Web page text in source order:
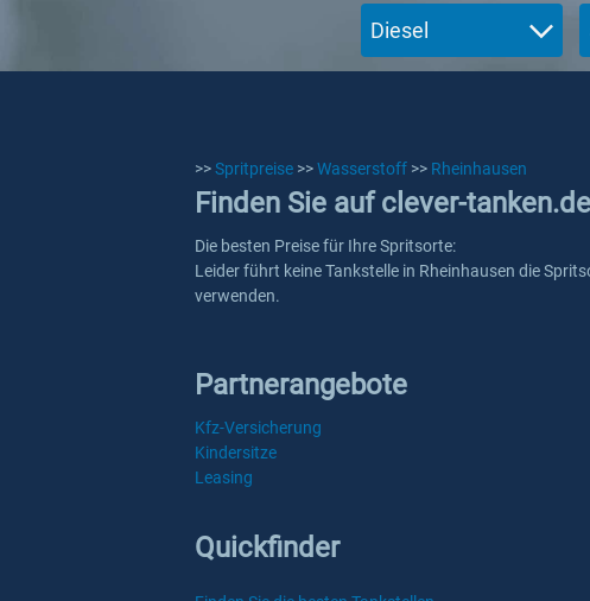
Diesel
>>Spritpreise >>Wasserstoff >> Rheinhausen
Finden Sie auf clever-
Die besten Preise für Ihre Spritsorte:
Leider führt keine Tankstelle in Rheinhausen die
verwenden.
Partnerangebote
Kfz-Versicherung
Kindersitze
Leasing
Quickfinder